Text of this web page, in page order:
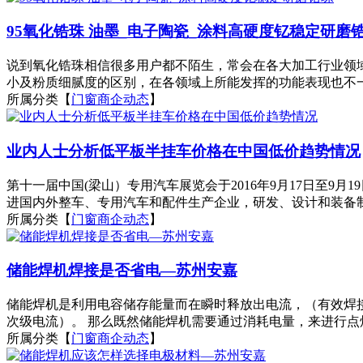
95氧化锆珠 油墨_电子陶瓷_涂料高硬度钇稳定研磨
说到氧化锆珠相信很多用户都不陌生，常会在各大加工行业
小及粉质细腻度的区别，在各领域上所能发挥的功能表现也
所属分类【 门窗商企动态】
业内人士分析低平板半挂车价格在中国低价趋势情况
第十一届中国(梁山）专用汽车展览会于2016年9月17日至9月
进国内外整车、专用汽车和配件生产企业，研发、设计和装
所属分类【 门窗商企动态】
储能焊机焊接是否省电—苏州安嘉
储能焊机是利用电容储存能量而在瞬时释放出电流，（有效
次级电流）。 那么既然储能焊机需要通过消耗电量，来进行
所属分类【 门窗商企动态】